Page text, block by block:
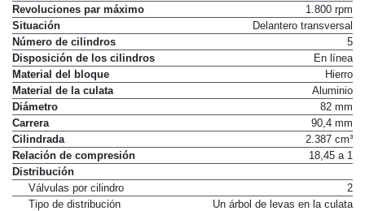
Revoluciones par máximo
1.800 rpm
Situación
Delantero transversal
Número de cilindros
5
Disposición de los cilindros
En línea
Material del bloque
Hierro
Material de la culata
Aluminio
Diámetro
82 mm
Carrera
90,4 mm
Cilindrada
2.387 cm³
Relación de compresión
18,45 a 1
Distribución
Válvulas por cilindro
2
Tipo de distribución
Un árbol de levas en la culata